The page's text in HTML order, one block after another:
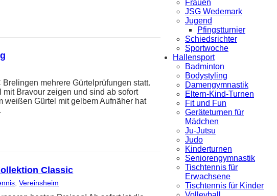
mehrere Gürtelprüfungen statt.
Bravour zeigen und sind ab sofort
Gürtel mit gelbem Aufnäher hat
Classic
, Vereinsheim
Frauen
JSG Wedemark
Jugend
Pfingstturnier
Schiedsrichter
Sportwoche
Hallensport
Badminton
Bodystyling
Damengymnastik
Eltern-Kind-Turnen
Fit und Fun
Geräteturnen für
Mädchen
Ju-Jutsu
Judo
Kinderturnen
Seniorengymnastik
Tischtennis für
Erwachsene
Tischtennis für Kinder